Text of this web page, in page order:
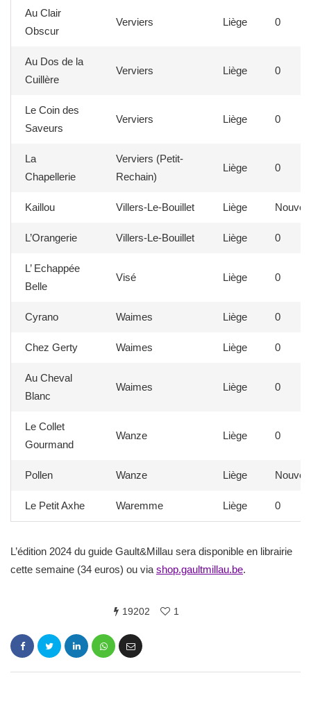
Au Clair
Obscur
Verviers Liège 0
Au Dos de la
Cuillère
Verviers Liège 0
Le Coin des
Saveurs
Verviers Liège 0
La
Chapellerie
Verviers (Petit-
Rechain)
Liège 0
Kaillou Villers-Le-Bouillet Liège
L’Orangerie Villers-Le-Bouillet Liège 0
L’ Echappée
Belle
Visé Liège 0
Cyrano Waimes Liège 0
Chez Gerty Waimes Liège 0
Au Cheval
Blanc
Waimes Liège 0
Le Collet
Gourmand
Wanze Liège 0
Pollen Wanze Liège
Le Petit Axhe Waremme Liège 0
L’édition 2024 du guide Gault&Millau sera disponible en librairie
cette semaine (34 euros) ou via shop.gaultmillau.be.
19202 1